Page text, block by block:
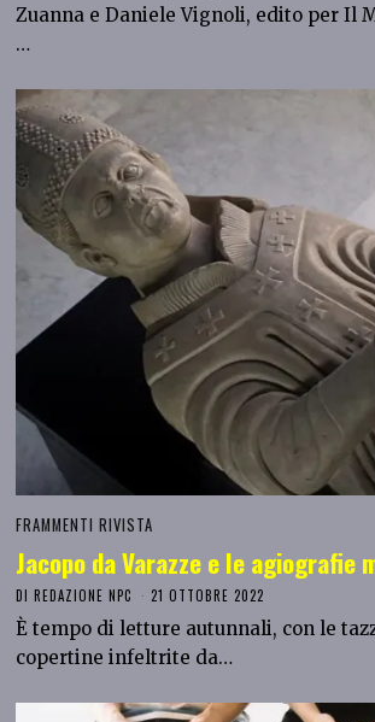
Zuanna e Daniele Vignoli, edito per Il
…
FRAMMENTI RIVISTA
Jacopo da Varazze e le agiografie
DIREDAZIONE NPC 21 OTTOBRE 2022
È tempo di letture autunnali, con le
copertine infeltrite da…